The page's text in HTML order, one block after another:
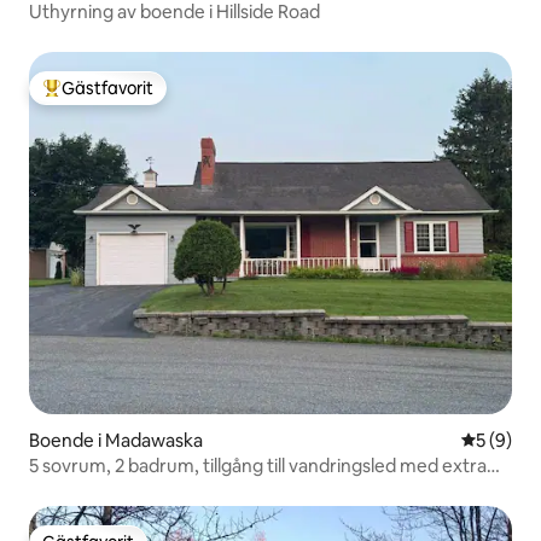
Uthyrning av boende i Hillside Road
Populär gästfavorit
Gästfavorit
Boende i Madawaska 5 av 5 i
5 (9)
5 sovrum, 2 badrum, tillgång till vandringsled med extra